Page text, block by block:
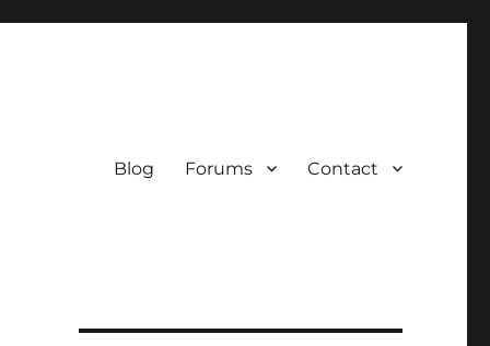
Blog Forums Contact